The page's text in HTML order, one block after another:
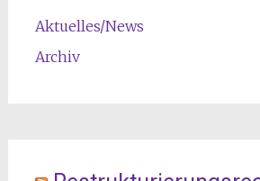
Aktuelles/News
Archiv